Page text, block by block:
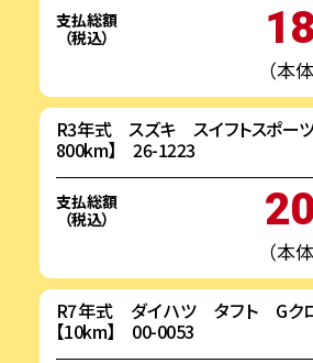
支払総額
（税込）
（本
R3年式 スズキ スイフトスポ
800km】 26-1223
支払総額
（税込）
（本
R7年式 ダイハツ タフト Gク
【10km】 00-0053